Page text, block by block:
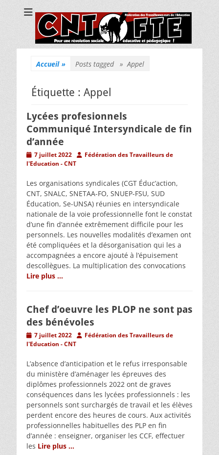
CNT Fédération
des
Travailleuses/eurs
de l'Education
Pour une révolution sociale, éducative et pédagogique !
Accueil » Posts tagged » Appel
Étiquette : Appel
Lycées profesionnels
Communiqué Intersyndicale de fin
d’année
Posted
on
7 juillet 2022 AuthorFédération des Travailleurs de
l'Education - CNT
Les organisations syndicales (CGT Éduc’action,
CNT, SNALC, SNETAA-FO, SNUEP-FSU, SUD
Éducation, Se-UNSA) réunies en intersyndicale
nationale de la voie professionnelle font le constat
d’une fin d’année extrêmement difficile pour les
personnels. Les nouvelles modalités d’examen ont
été compliquées et la désorganisation qui les a
accompagnées a encore ajouté à l’épuisement
descollègues. La multiplication des convocations
Lire plus …
Chef d’oeuvre les PLOP ne sont pas
des bénévoles
Posted
on
7 juillet 2022 AuthorFédération des Travailleurs de
l'Education - CNT
L’absence d’anticipation et le refus irresponsable
du ministère d’aménager les épreuves des
diplômes professionnels 2022 ont de graves
conséquences dans les lycées professionnels : les
personnels sont surchargés de travail et les élèves
perdent encore des heures de cours. Aux activités
professionnelles habituelles des PLP en fin
d’année : enseigner, organiser les CCF, effectuer
les Lire plus …